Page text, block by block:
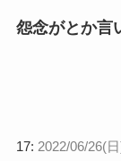
怨念がとか言
17: 2022/06/26(